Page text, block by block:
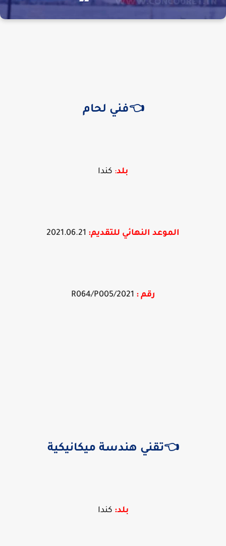
👈فني لحام
بلد:كندا
الموعد النهائي للتقديم:2021.06.21
رقم : 2021/R064/P005
👈تقني هندسة ميكانيكية
بلد: كندا